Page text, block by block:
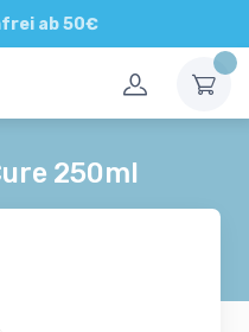
ab 50€
Beratung
250ml